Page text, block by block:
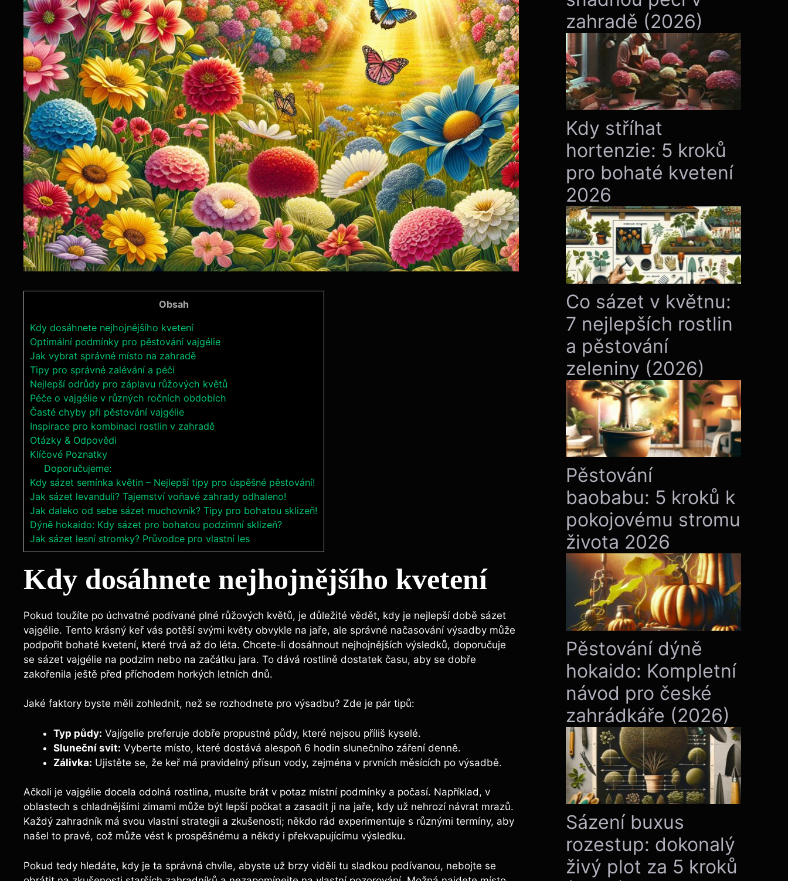
Obsah
Kdy dosáhnete nejhojnějšího kvetení
Optimální podmínky pro pěstování vajgélie
Jak vybrat správné místo na zahradě
Tipy pro správné zalévání a péči
Nejlepší odrůdy pro záplavu růžových květů
Péče o vajgélie v různých ročních obdobích
Časté chyby při pěstování vajgélie
Inspirace pro kombinaci rostlin v zahradě
Otázky & Odpovědi
Klíčové Poznatky
Doporučujeme:
Kdy sázet semínka květin – Nejlepší tipy pro úspěšné pěstování!
Jak sázet levanduli? Tajemství voňavé zahrady odhaleno!
Jak daleko od sebe sázet muchovník? Tipy pro bohatou sklizeň!
Dýně hokaido: Kdy sázet pro bohatou podzimní sklizeň?
Jak sázet lesní stromky? Průvodce pro vlastní les
Kdy dosáhnete nejhojnějšího kvetení
Pokud toužíte po úchvatné podívané plné růžových květů, je důležité vědět, kdy je nejlepší době sázet
vajgélie. Tento krásný keř vás potěší svými květy obvykle na jaře, ale správné načasování výsadby může
podpořit bohaté kvetení, které trvá až do léta. Chcete-li dosáhnout nejhojnějších výsledků, doporučuje
se sázet vajgélie na podzim nebo na začátku jara. To dává rostlině dostatek času, aby se dobře
zakořenila ještě před příchodem horkých letních dnů.
Jaké faktory byste měli zohlednit, než se rozhodnete pro výsadbu? Zde je pár tipů:
Typ půdy: Vajígelie preferuje dobře propustné půdy, které nejsou příliš kyselé.
Sluneční svit: Vyberte místo, které dostává alespoň 6 hodin slunečního záření denně.
Zálivka: Ujistěte se, že keř má pravidelný přísun vody, zejména v prvních měsících po výsadbě.
Ačkoli je vajgélie docela odolná rostlina, musíte brát v potaz místní podmínky a počasí. Například, v
oblastech s chladnějšími zimami může být lepší počkat a zasadit ji na jaře, kdy už nehrozí návrat mrazů.
Každý zahradník má svou vlastní strategii a zkušenosti; někdo rád experimentuje s různými termíny, aby
našel to pravé, což může vést k prospěšnému a někdy i překvapujícímu výsledku.
Pokud tedy hledáte, kdy je ta správná chvíle, abyste už brzy viděli tu sladkou podívanou, nebojte se
zahradě (2026)
Kdy stříhat
hortenzie: 5 kroků
pro bohaté kvetení
2026
Co sázet v květnu:
7 nejlepších rostlin
a pěstování
zeleniny (2026)
Pěstování
baobabu: 5 kroků k
pokojovému stromu
života 2026
Pěstování dýně
hokaido: Kompletní
návod pro české
zahrádkáře (2026)
Sázení buxus
rozestup: dokonalý
živý plot za 5 kroků